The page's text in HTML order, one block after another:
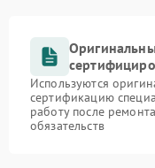
Используются
сертификацию
работу после
обязательств